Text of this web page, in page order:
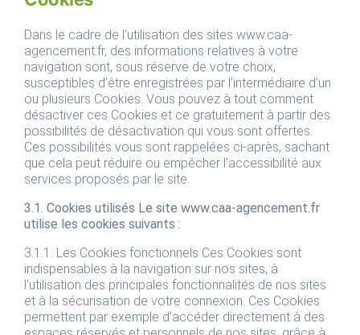
Dans le cadre de l’utilisation des sites www.caa-
agencement.fr, des informations relatives à votre
navigation sont, sous réserve de votre choix,
susceptibles d’être enregistrées par l’intermédiaire d’un
ou plusieurs Cookies. Vous pouvez à tout comment
désactiver ces Cookies et ce gratuitement à partir des
possibilités de désactivation qui vous sont offertes.
Ces possibilités vous sont rappelées ci-après, sachant
que cela peut réduire ou empêcher l’accessibilité aux
services proposés par le site.
3.1. Cookies utilisés Le site www.caa-agencement.fr
utilise les cookies suivants :
3.1.1. Les Cookies fonctionnels Ces Cookies sont
indispensables à la navigation sur nos sites, à
l’utilisation des principales fonctionnalités de nos sites
et à la sécurisation de votre connexion. Ces Cookies
permettent par exemple d’accéder directement à des